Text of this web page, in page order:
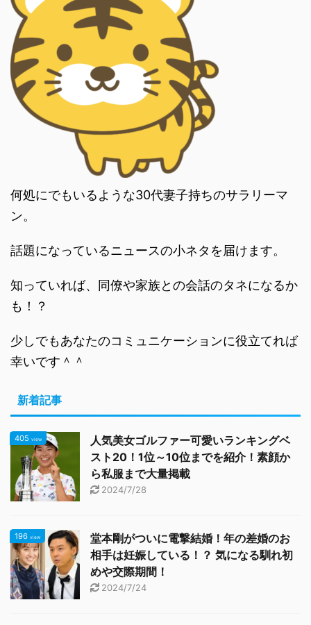
何処にでもいるような30代妻子持ちのサラリーマ
ン。
話題になっているニュースの小ネタを届けます。
知っていれば、同僚や家族との会話のタネになるか
も！？
少しでもあなたのコミュニケーションに役立てれば
幸いです＾＾
新着記事
405 view
人気美女ゴルファー可愛いランキングベ
スト20！1位～10位までを紹介！素顔か
ら私服まで大量掲載
2024/7/28
196 view
堂本剛がついに電撃結婚！年の差婚のお
相手は妊娠している！？ 気になる馴れ初
めや交際期間！
2024/7/24